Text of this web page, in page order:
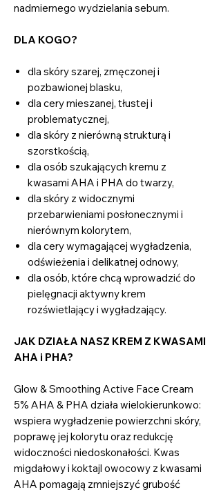
nadmiernego wydzielania sebum.
DLA KOGO?
dla skóry szarej, zmęczonej i
pozbawionej blasku,
dla cery mieszanej, tłustej i
problematycznej,
dla skóry z nierówną strukturą i
szorstkością,
dla osób szukających kremu z
kwasami AHA i PHA do twarzy,
dla skóry z widocznymi
przebarwieniami posłonecznymi i
nierównym kolorytem,
dla cery wymagającej wygładzenia,
odświeżenia i delikatnej odnowy,
dla osób, które chcą wprowadzić do
pielęgnacji aktywny krem
rozświetlający i wygładzający.
JAK DZIAŁA NASZ KREM Z KWASAMI
AHA i PHA?
Glow & Smoothing Active Face Cream
5% AHA & PHA działa wielokierunkowo:
wspiera wygładzenie powierzchni skóry,
poprawę jej kolorytu oraz redukcję
widoczności niedoskonałości. Kwas
migdałowy i koktajl owocowy z kwasami
AHA pomagają zmniejszyć grubość